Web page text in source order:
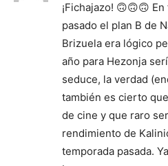
¡Fichajazo! 🙃🙃🙃
pasado el plan B de
Brizuela era lógico
año para Hezonja
seduce, la verdad
también es cierto
de cine y que raro
rendimiento de
temporada pasada.